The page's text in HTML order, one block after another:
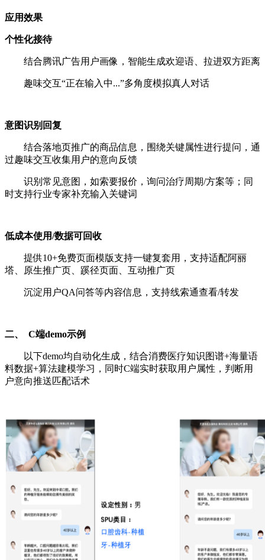
应用效果
个性化接待
结合腾讯广告用户画像，智能生成欢迎语、拉进双方距离
趣味交互“正在输入中...”多角度模拟真人对话
意图识别回复
结合落地页推广的商品信息，围绕关键属性进行提问，通
过趣味交互收集用户的意向反馈
识别常见意图，如索要报价，询问治疗周期/方案等；同
时支持行业专家补充输入关键词
低成本使用/数据可回收
提供10+免费页面模版支持一键复套用，支持适配阿丽
塔、原生推广页、蹊径页面、互动推广页
沉淀用户QA问答等内容信息，支持线索通查看/转发
二、 C端demo示例
以下demo均自动化生成，结合消费医疗知识图谱+海量语
料数据+算法建模学习，同时C端实时获取用户属性，判断用
户意向推送匹配话术